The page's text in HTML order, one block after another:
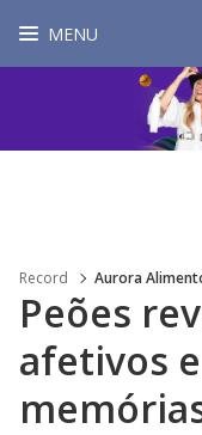
MENU
Record Aurora
Peões
afetivos